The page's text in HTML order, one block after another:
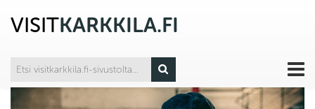
VISITKARKKILA.FI